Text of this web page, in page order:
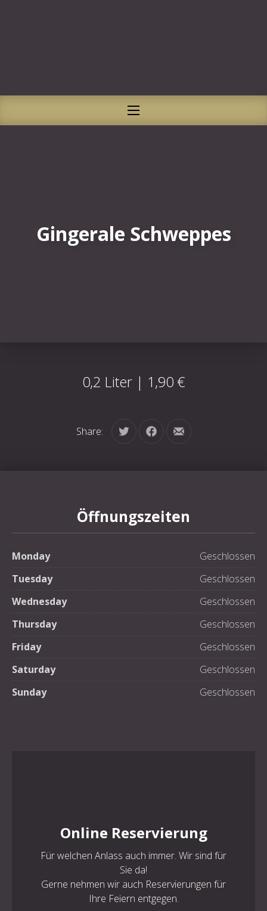
NAVIGATION
Gingerale Schweppes
0,2 Liter | 1,90 €
Share: Tweet Share on Facebook
Share by Email
Öffnungszeiten
Monday
Geschlossen
Tuesday
Geschlossen
Wednesday
Geschlossen
Thursday
Geschlossen
Friday
Geschlossen
Saturday
Geschlossen
Sunday
Geschlossen
Online Reservierung
Für welchen Anlass auch immer. Wir sind für
Sie da!
Gerne nehmen wir auch Reservierungen für
Ihre Feiern entgegen.
PREVIOUS